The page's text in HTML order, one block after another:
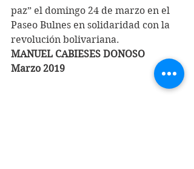
paz” el domingo 24 de marzo en el
Paseo Bulnes en solidaridad con la
revolución bolivariana.
MANUEL CABIESES DONOSO
Marzo 2019